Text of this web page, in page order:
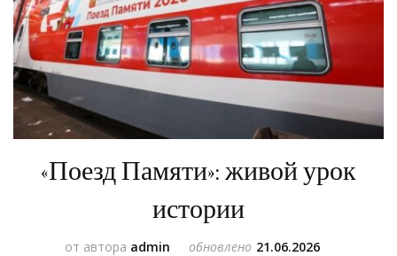
«Поезд Памяти»: живой урок
истории
от автора admin обновлено 21.06.2026